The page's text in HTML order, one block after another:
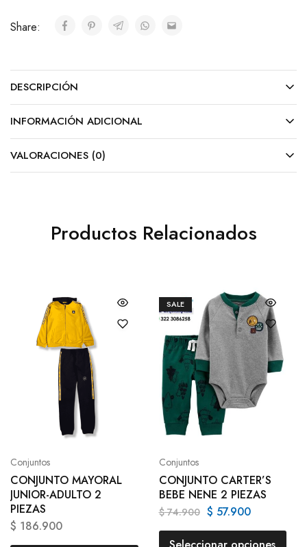
Share:
DESCRIPCIÓN
INFORMACIÓN ADICIONAL
VALORACIONES (0)
Productos Relacionados
Conjuntos
CONJUNTO MAYORAL
JUNIOR-ADULTO 2
PIEZAS
$ 186.900
SALE
Conjuntos
CONJUNTO CARTER’S
BEBE NENE 2 PIEZAS
$74.900 $ 57.900